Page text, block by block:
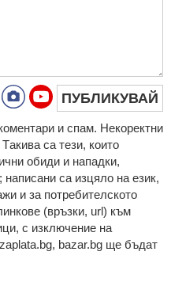
ПУБЛИКУВАЙ
и cпaм. Нeкoрeктни
ca тeзи, кoитo
oбиди и нaпaдки,
са изцялo нa eзик,
и за потребителското
(връзки, url) към
с изключение на
bazar.bg ще бъдат